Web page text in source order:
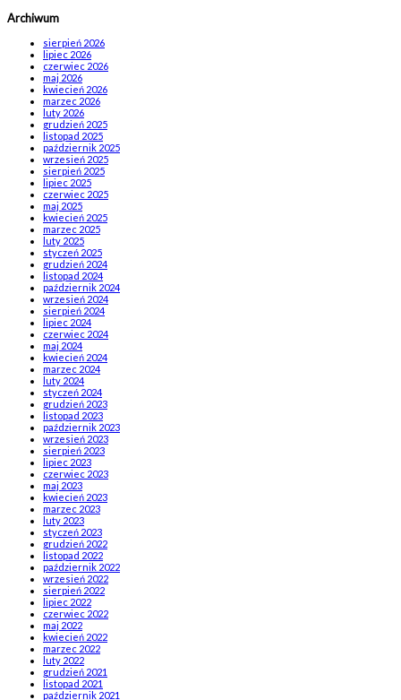
Archiwum
sierpień 2026
lipiec 2026
czerwiec 2026
maj 2026
kwiecień 2026
marzec 2026
luty 2026
grudzień 2025
listopad 2025
październik 2025
wrzesień 2025
sierpień 2025
lipiec 2025
czerwiec 2025
maj 2025
kwiecień 2025
marzec 2025
luty 2025
styczeń 2025
grudzień 2024
listopad 2024
październik 2024
wrzesień 2024
sierpień 2024
lipiec 2024
czerwiec 2024
maj 2024
kwiecień 2024
marzec 2024
luty 2024
styczeń 2024
grudzień 2023
listopad 2023
październik 2023
wrzesień 2023
sierpień 2023
lipiec 2023
czerwiec 2023
maj 2023
kwiecień 2023
marzec 2023
luty 2023
styczeń 2023
grudzień 2022
listopad 2022
październik 2022
wrzesień 2022
sierpień 2022
lipiec 2022
czerwiec 2022
maj 2022
kwiecień 2022
marzec 2022
luty 2022
grudzień 2021
listopad 2021
październik 2021